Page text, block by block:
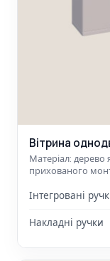
Вітрина
Матеріал:
прихованого
Інтегровані
Накладні ручки